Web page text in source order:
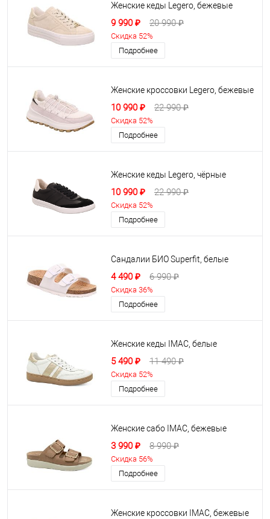
Женские кеды Legero, бежевые
9 990 ₽ 20 990 ₽
Скидка 52%
Подробнее
Женские кроссовки Legero, бежевые
10 990 ₽ 22 990 ₽
Скидка 52%
Подробнее
Женские кеды Legero, чёрные
10 990 ₽ 22 990 ₽
Скидка 52%
Подробнее
Сандалии БИО Superfit, белые
4 490 ₽ 6 990 ₽
Скидка 36%
Подробнее
Женские кеды IMAC, белые
5 490 ₽ 11 490 ₽
Скидка 52%
Подробнее
Женские сабо IMAC, бежевые
3 990 ₽ 8 990 ₽
Скидка 56%
Подробнее
Женские кроссовки IMAC, бежевые